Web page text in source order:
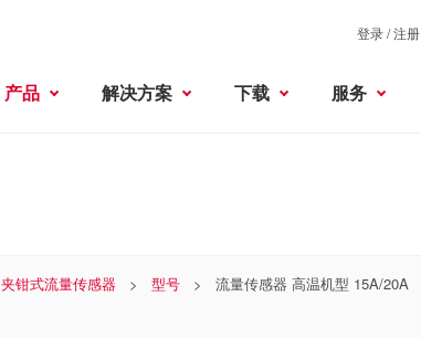
登录 / 注册
产品 解决方案 下载 服务
夹钳式流量传感器 型号 流量传感器 高温机型 15A/20A